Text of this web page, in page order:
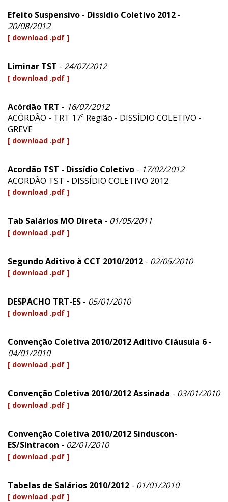
Efeito Suspensivo - Dissídio Coletivo 2012 -
20/08/2012
[ download .pdf ]
Liminar TST - 24/07/2012
[ download .pdf ]
Acórdão TRT - 16/07/2012
ACÓRDÃO - TRT 17ª Região - DISSÍDIO COLETIVO -
GREVE
[ download .pdf ]
Acordão TST - Dissídio Coletivo - 17/02/2012
ACORDÃO TST - DISSÍDIO COLETIVO 2012
[ download .pdf ]
Tab Salários MO Direta - 01/05/2011
[ download .pdf ]
Segundo Aditivo à CCT 2010/2012 - 02/05/2010
[ download .pdf ]
DESPACHO TRT-ES - 05/01/2010
[ download .pdf ]
Convenção Coletiva 2010/2012 Aditivo Cláusula 6 -
04/01/2010
[ download .pdf ]
Convenção Coletiva 2010/2012 Assinada - 03/01/2010
[ download .pdf ]
Convenção Coletiva 2010/2012 Sinduscon-
ES/Sintracon - 02/01/2010
[ download .pdf ]
Tabelas de Salários 2010/2012 - 01/01/2010
[ download .pdf ]